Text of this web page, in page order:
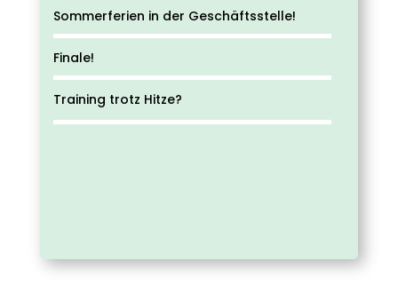
Sommerferien in der Geschäftsstelle!
Finale!
Training trotz Hitze?